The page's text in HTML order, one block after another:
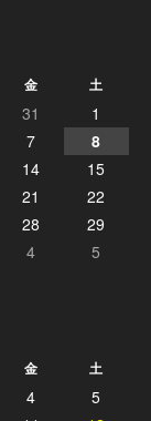
金 土
31
1
7
8
14
15
21
22
28
29
4 5
金 土
4
5